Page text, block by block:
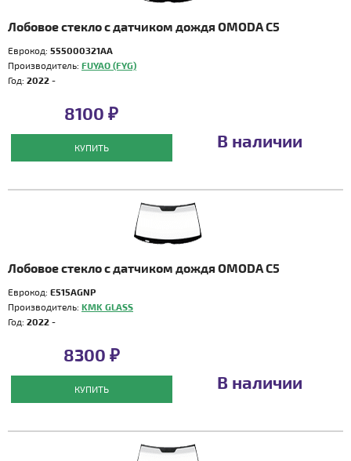
Лобовое стекло с датчиком дождя OMODA C5
Еврокод: 555000321AA
Производитель: FUYAO (FYG)
Год: 2022 -
8100 ₽
КУПИТЬ В наличии
Лобовое стекло с датчиком дождя OMODA C5
Еврокод: E515AGNP
Производитель: KMK GLASS
Год: 2022 -
8300 ₽
КУПИТЬ В наличии